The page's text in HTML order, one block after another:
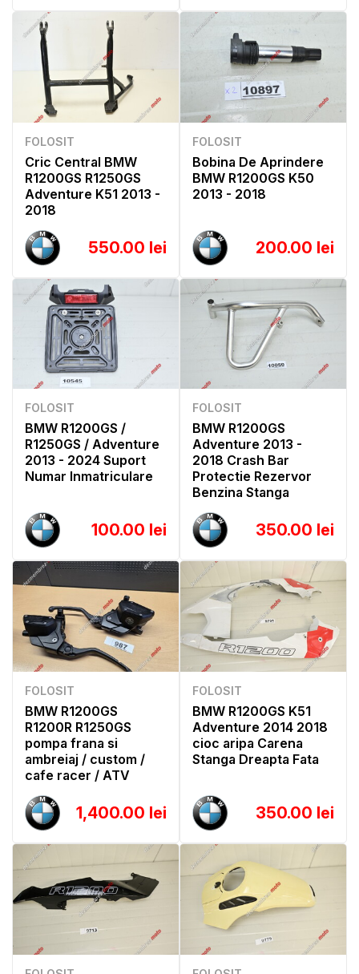
FOLOSIT
Cric Central BMW
R1200GS R1250GS
Adventure K51 2013 -
2018
550.00 lei
FOLOSIT
Bobina De Aprindere
BMW R1200GS K50
2013 - 2018
200.00 lei
FOLOSIT
BMW R1200GS /
R1250GS / Adventure
2013 - 2024 Suport
Numar Inmatriculare
100.00 lei
FOLOSIT
BMW R1200GS
Adventure 2013 -
2018 Crash Bar
Protectie Rezervor
Benzina Stanga
350.00 lei
FOLOSIT
BMW R1200GS
R1200R R1250GS
pompa frana si
ambreiaj / custom /
cafe racer / ATV
1,400.00 lei
FOLOSIT
BMW R1200GS K51
Adventure 2014 2018
cioc aripa Carena
Stanga Dreapta Fata
350.00 lei